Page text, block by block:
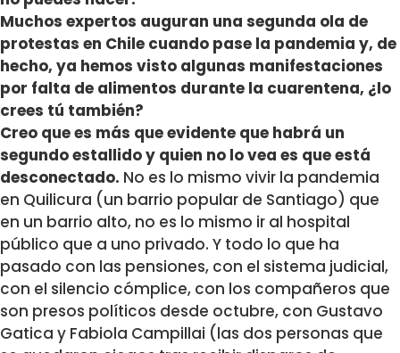
Muchos expertos auguran una segunda ola de
protestas en Chile cuando pase la pandemia y, de
hecho, ya hemos visto algunas manifestaciones
por falta de alimentos durante la cuarentena, ¿lo
crees tú también?
Creo que es más que evidente que habrá un
segundo estallido y quien no lo vea es que está
desconectado. No es lo mismo vivir la pandemia
en Quilicura (un barrio popular de Santiago) que
en un barrio alto, no es lo mismo ir al hospital
público que a uno privado. Y todo lo que ha
pasado con las pensiones, con el sistema judicial,
con el silencio cómplice, con los compañeros que
son presos políticos desde octubre, con Gustavo
Gatica y Fabiola Campillai (las dos personas que